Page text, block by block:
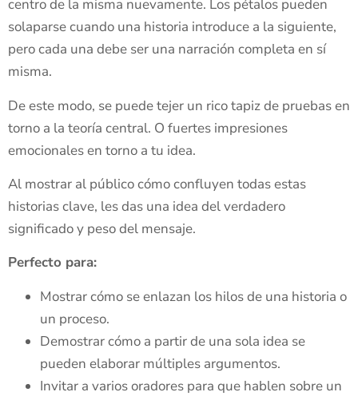
centro de la misma nuevamente. Los pétalos pueden
solaparse cuando una historia introduce a la siguiente,
pero cada una debe ser una narración completa en sí
misma.
De este modo, se puede tejer un rico tapiz de pruebas en
torno a la teoría central. O fuertes impresiones
emocionales en torno a tu idea.
Al mostrar al público cómo confluyen todas estas
historias clave, les das una idea del verdadero
significado y peso del mensaje.
Perfecto para:
Mostrar cómo se enlazan los hilos de una historia o
un proceso.
Demostrar cómo a partir de una sola idea se
pueden elaborar múltiples argumentos.
Invitar a varios oradores para que hablen sobre un